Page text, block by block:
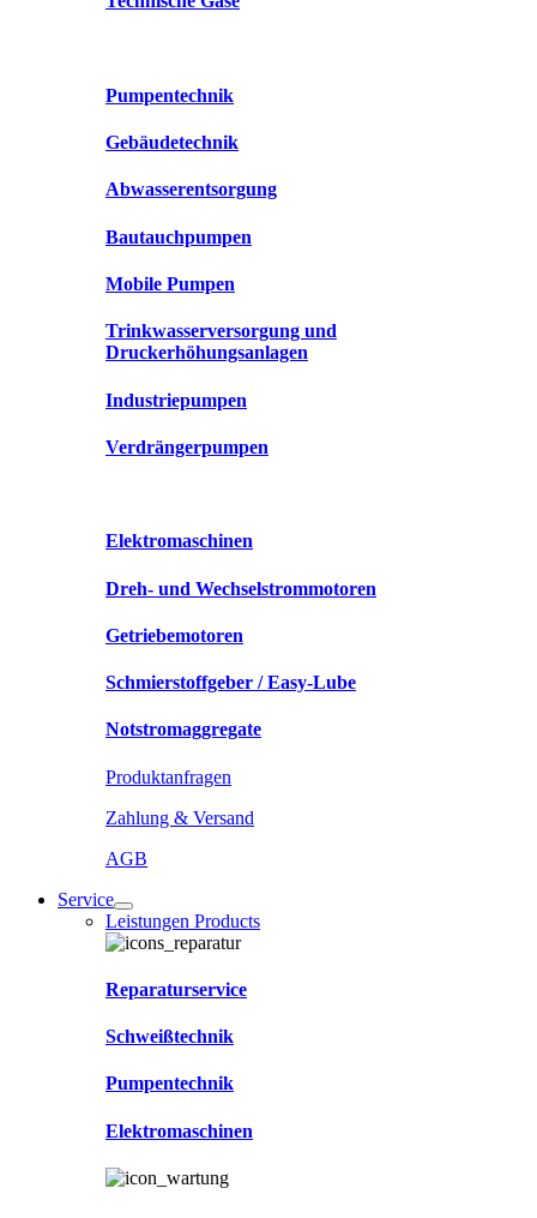
Pumpentechnik
Gebäudetechnik
Abwasserentsorgung
Bautauchpumpen
Mobile Pumpen
Trinkwasserversorgung und
Druckerhöhungsanlagen
Industriepumpen
Verdrängerpumpen
Elektromaschinen
Dreh- und Wechselstrommotoren
Getriebemotoren
Schmierstoffgeber / Easy-Lube
Notstromaggregate
Produktanfragen
Zahlung & Versand
AGB
Service
Leistungen Products
Reparaturservice
Schweißtechnik
Pumpentechnik
Elektromaschinen